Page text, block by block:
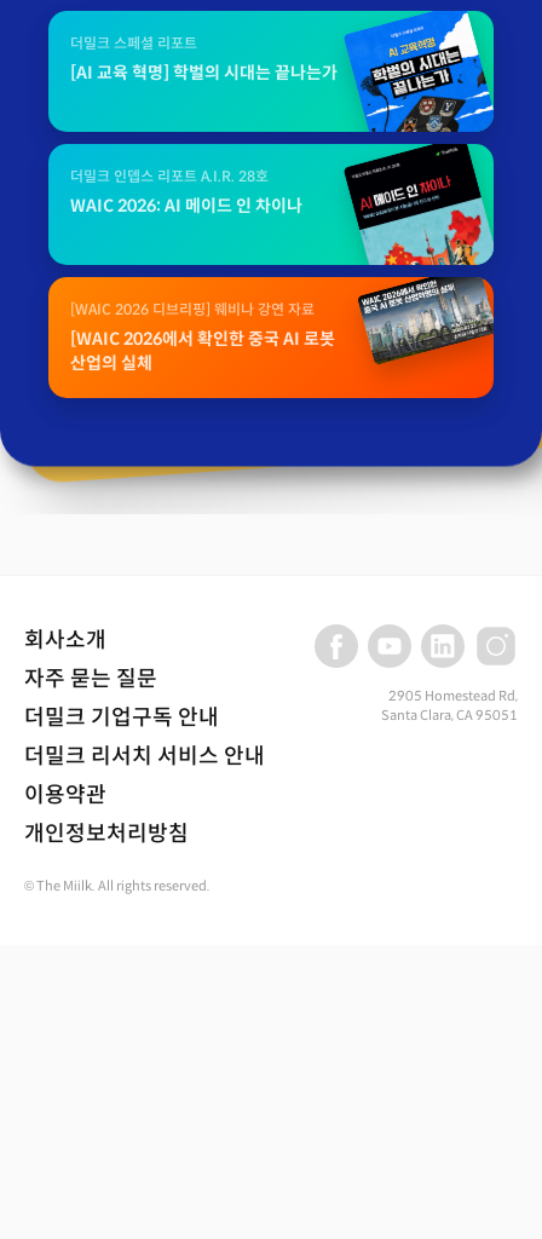
더밀크 스페셜 리포트
[AI 교육 혁명] 학벌의 시대는 끝나는가
더밀크 인뎁스 리포트 A.I.R. 28호
WAIC 2026: AI 메이드 인 차이나
[WAIC 2026 디브리핑] 웨비나 강연 자료
[WAIC 2026에서 확인한 중국 AI 로봇
산업의 실체
회사소개
자주 묻는 질문
더밀크 기업구독 안내
더밀크 리서치 서비스 안내
이용약관
개인정보처리방침
2905 Homestead Rd,
Santa Clara, CA 95051
© The Miilk. All rights reserved.